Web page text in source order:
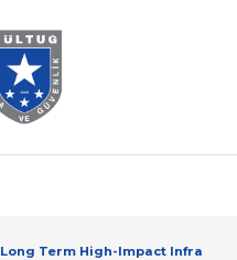
Long Term High-Impact Infra